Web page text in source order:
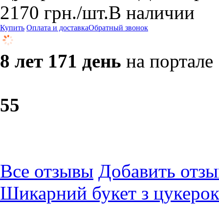
2170 грн./шт.В наличии
Купить Оплата и доставкаОбратный звонок
8 лет 171 день на портале
55
Все отзывы Добавить
Шикарний букет з